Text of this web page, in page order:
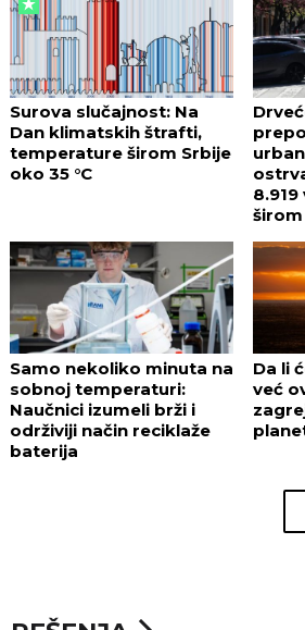
Surova slučajnost: Na
Dan klimatskih štrafti,
temperature širom Srbije
oko 35 °C
Samo nekoliko minuta na
sobnoj temperaturi:
Naučnici izumeli brži i
održiviji način reciklaže
baterija
Da li
već